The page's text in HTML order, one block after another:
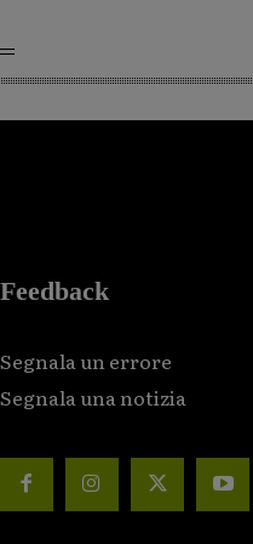
Feedback
Segnala un errore
Segnala una notizia